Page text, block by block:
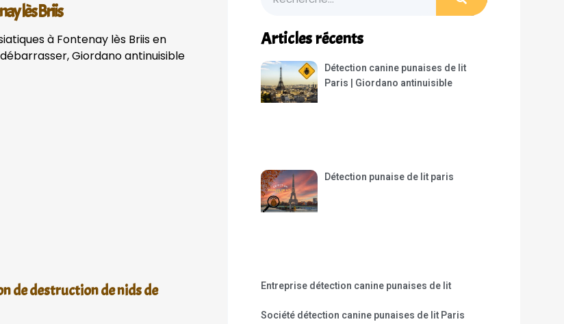
lès Briis
à Fontenay lès Briis en
Giordano antinuisible
de destruction de nids de
Articles récents
Détection canine punaises de lit
Paris | Giordano antinuisible
Détection punaise de lit paris
Entreprise détection canine punaises de lit
Société détection canine punaises de lit Paris